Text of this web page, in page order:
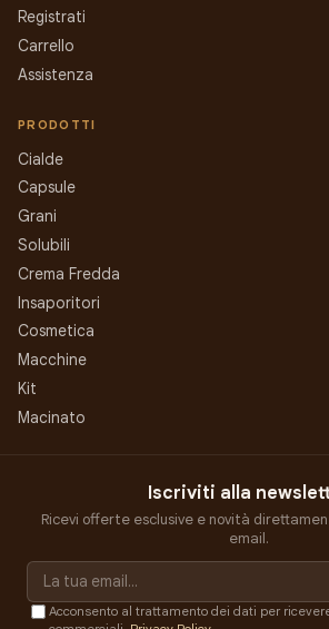
Registrati
Carrello
Assistenza
PRODOTTI
Cialde
Capsule
Grani
Solubili
Crema Fredda
Insaporitori
Cosmetica
Macchine
Kit
Macinato
Iscriviti alla
Ricevi offerte esclusive e novità
email.
Acconsento al trattamento dei dati per